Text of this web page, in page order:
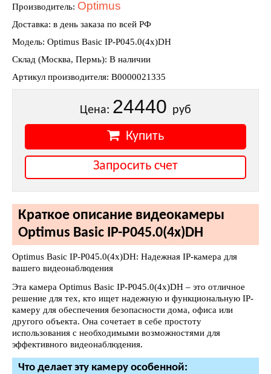
Производитель: Optimus
Доставка: в день заказа по всей РФ
Модель: Optimus Basic IP-P045.0(4x)DH
Склад (Москва, Пермь): В наличии
Артикул производителя: В0000021335
Цена: 24440 руб
Купить
Запросить счет
Краткое описание видеокамеры
Optimus Basic IP-P045.0(4x)DH
Optimus Basic IP-P045.0(4x)DH: Надежная IP-камера для
вашего видеонаблюдения
Эта камера Optimus Basic IP-P045.0(4x)DH – это отличное
решение для тех, кто ищет надежную и функциональную IP-
камеру для обеспечения безопасности дома, офиса или
другого объекта. Она сочетает в себе простоту
использования с необходимыми возможностями для
эффективного видеонаблюдения.
Что делает эту камеру особенной: